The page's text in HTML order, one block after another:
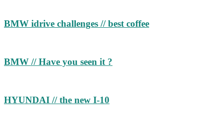
BMW idrive challenges // best coffee
BMW // Have you seen it ?
HYUNDAI // the new I-10